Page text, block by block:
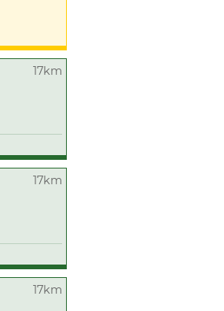
17km
17km
17km